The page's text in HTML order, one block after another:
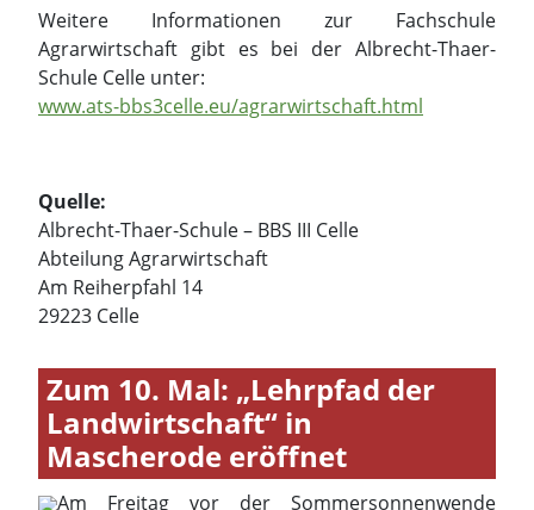
Quelle:
Albrecht-Thaer-Schule – BBS III Celle
Abteilung Agrarwirtschaft
Am Reiherpfahl 14
Zum 10. Mal: „Lehrpfad der
Landwirtschaft“ in
Mascherode eröffnet
Am Freitag vor der Sommersonnenwende
Braunschweiger Land e.V. wieder Schülerinnen
und Schüler auf der Kirchwiese am Naturdenkmal
„Spring“. - Der Treffpunkt wird seit 2017 genutzt,
um von dort aus Mascherodes Feldmark zu